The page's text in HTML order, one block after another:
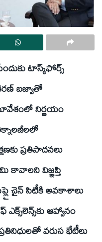
టాస్క్‌ఫోర్స్
బజ్వాతో
నిర్ణయం
ప్రతిపాదనలు
కావాలని విజ్ఞప్తి
చైన్ సిటీకి అవకాశాలు
ఆహ్వానం
వరుస భేటీలు